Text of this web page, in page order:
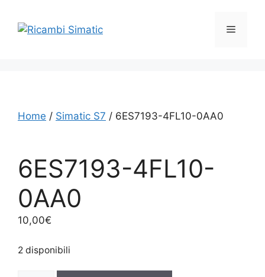
contenuto
Menu
Home / Simatic S7 / 6ES7193-4FL10-0AA0
6ES7193-4FL10-
0AA0
10,00€
2 disponibili